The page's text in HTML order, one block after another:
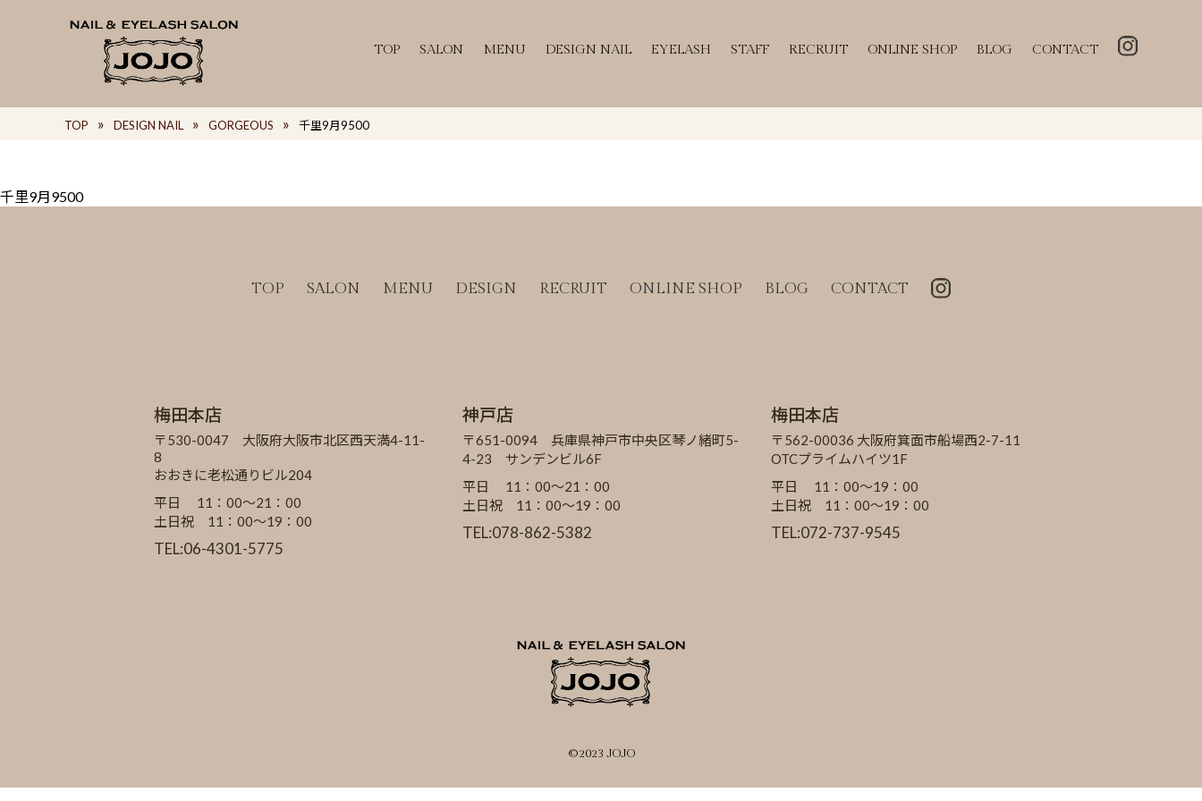
TOP SALON MENU DESIGN NAIL EYELASH STAFF RECRUIT ONLINE SHOP BLOG CONTACT
TOP DESIGN NAIL GORGEOUS 千里9月9500
千里9月9500
TOP SALON MENU DESIGN RECRUIT ONLINE SHOP BLOG CONTACT
梅田本店
〒530-0047 大阪府大阪市北区西天満4-11-
8
おおきに老松通りビル204
平日 11：00～21：00
土日祝 11：00～19：00
TEL:06-4301-5775
神戸店
〒651-0094 兵庫県神戸市中央区琴ノ緒町5-
4-23 サンデンビル6F
平日 11：00～21：00
土日祝 11：00～19：00
TEL:078-862-5382
梅田本店
〒562-00036 大阪府箕面市船場西2-7-11
OTCプライムハイツ1F
平日 11：00～19：00
土日祝 11：00～19：00
TEL:072-737-9545
©2023 JOJO